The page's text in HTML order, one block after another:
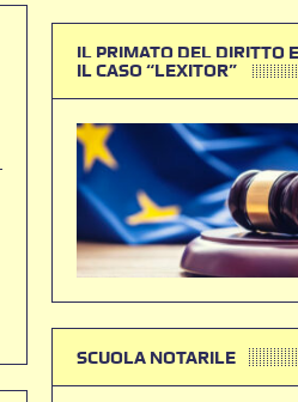
IL PRIMATO DEL DIRITTO
IL CASO “LEXITOR”
SCUOLA NOTARILE